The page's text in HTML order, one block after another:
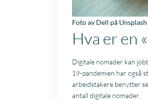
Foto av Dell på Unsplash
Hva er en
Digitale nomader kan
19-pandemien har også
arbeidstakere benytter
antall digitale nomader.